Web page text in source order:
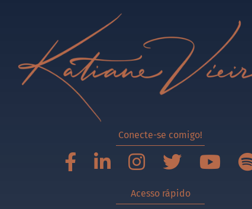
Conecte-se comigo!
Acesso rápido